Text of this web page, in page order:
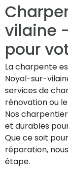
vilaine
pour
La charpente
Noyal-sur-
services de
rénovation ou
Nos
et durables
Que ce soit
réparation,
étape.